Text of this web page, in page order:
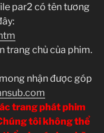
par2 có tên tương
trang chủ của phim.
nhận được góp
trang phát phim
tôi không thể